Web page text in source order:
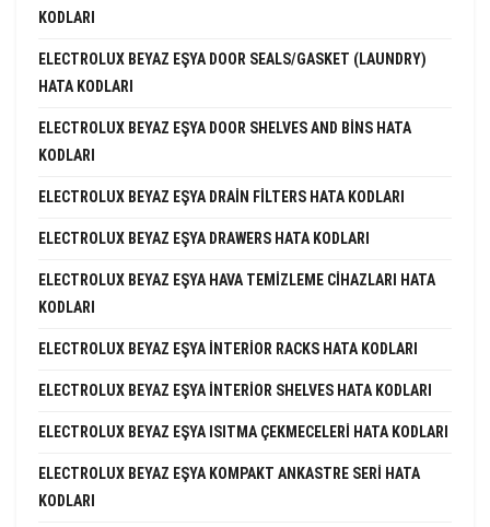
KODLARI
ELECTROLUX BEYAZ EŞYA DOOR SEALS/GASKET (LAUNDRY)
HATA KODLARI
ELECTROLUX BEYAZ EŞYA DOOR SHELVES AND BINS HATA
KODLARI
ELECTROLUX BEYAZ EŞYA DRAIN FILTERS HATA KODLARI
ELECTROLUX BEYAZ EŞYA DRAWERS HATA KODLARI
ELECTROLUX BEYAZ EŞYA HAVA TEMIZLEME CIHAZLARI HATA
KODLARI
ELECTROLUX BEYAZ EŞYA INTERIOR RACKS HATA KODLARI
ELECTROLUX BEYAZ EŞYA INTERIOR SHELVES HATA KODLARI
ELECTROLUX BEYAZ EŞYA ISITMA ÇEKMECELERI HATA KODLARI
ELECTROLUX BEYAZ EŞYA KOMPAKT ANKASTRE SERI HATA
KODLARI